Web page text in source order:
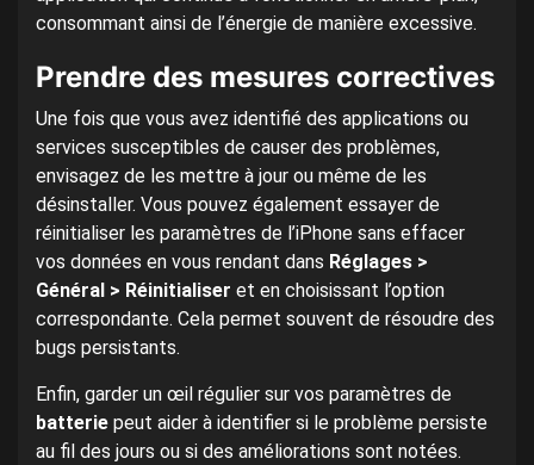
consommant ainsi de l’énergie de manière excessive.
Prendre des mesures correctives
Une fois que vous avez identifié des applications ou
services susceptibles de causer des problèmes,
envisagez de les mettre à jour ou même de les
désinstaller. Vous pouvez également essayer de
réinitialiser les paramètres de l’iPhone sans effacer
vos données en vous rendant dans Réglages >
Général > Réinitialiser et en choisissant l’option
correspondante. Cela permet souvent de résoudre des
bugs persistants.
Enfin, garder un œil régulier sur vos paramètres de
batterie peut aider à identifier si le problème persiste
au fil des jours ou si des améliorations sont notées.